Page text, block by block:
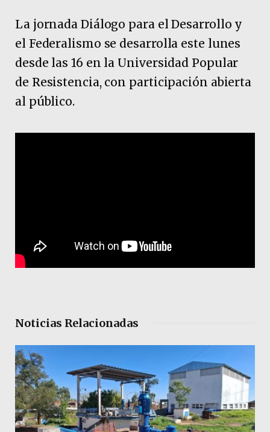
La jornada Diálogo para el Desarrollo y
el Federalismo se desarrolla este lunes
desde las 16 en la Universidad Popular
de Resistencia, con participación abierta
al público.
Noticias Relacionadas